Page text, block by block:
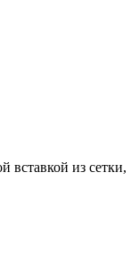
вставкой из сетки,